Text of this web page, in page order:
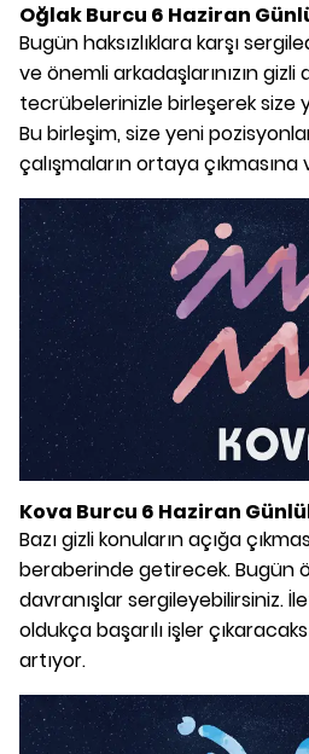
Oğlak Burcu 6 Haziran
Bugün haksızlıklara karşı
ve önemli arkadaşlarınızın
tecrübelerinizle birleşerek size
Bu birleşim, size yeni
çalışmaların ortaya çıkmasına
Kova Burcu 6 Haziran
Bazı gizli konuların açığa
beraberinde getirecek. Bugün
davranışlar sergileyebilirsiniz.
oldukça başarılı işler
artıyor.